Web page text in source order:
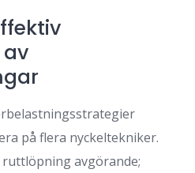
på flera nyckeltekniker.
avgörande;